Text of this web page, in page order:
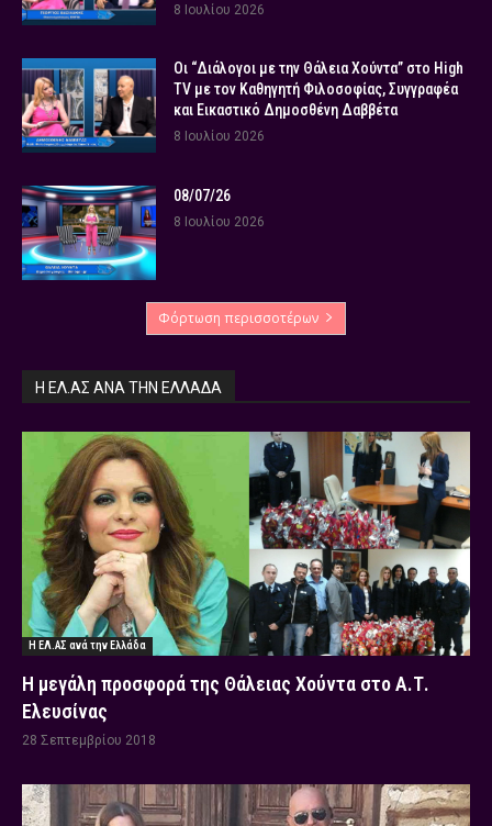
8 Ιουλίου 2026
Οι “Διάλογοι με την Θάλεια Χούντα” στο High
TV με τον Καθηγητή Φιλοσοφίας, Συγγραφέα
και Εικαστικό Δημοσθένη Δαββέτα
8 Ιουλίου 2026
08/07/26
8 Ιουλίου 2026
Φόρτωση περισσοτέρων
Η ΕΛ.ΑΣ ΑΝΆ ΤΗΝ ΕΛΛΆΔΑ
Η ΕΛ.ΑΣ ανά την Ελλάδα
Η μεγάλη προσφορά της Θάλειας Χούντα στο Α.Τ.
Ελευσίνας
28 Σεπτεμβρίου 2018